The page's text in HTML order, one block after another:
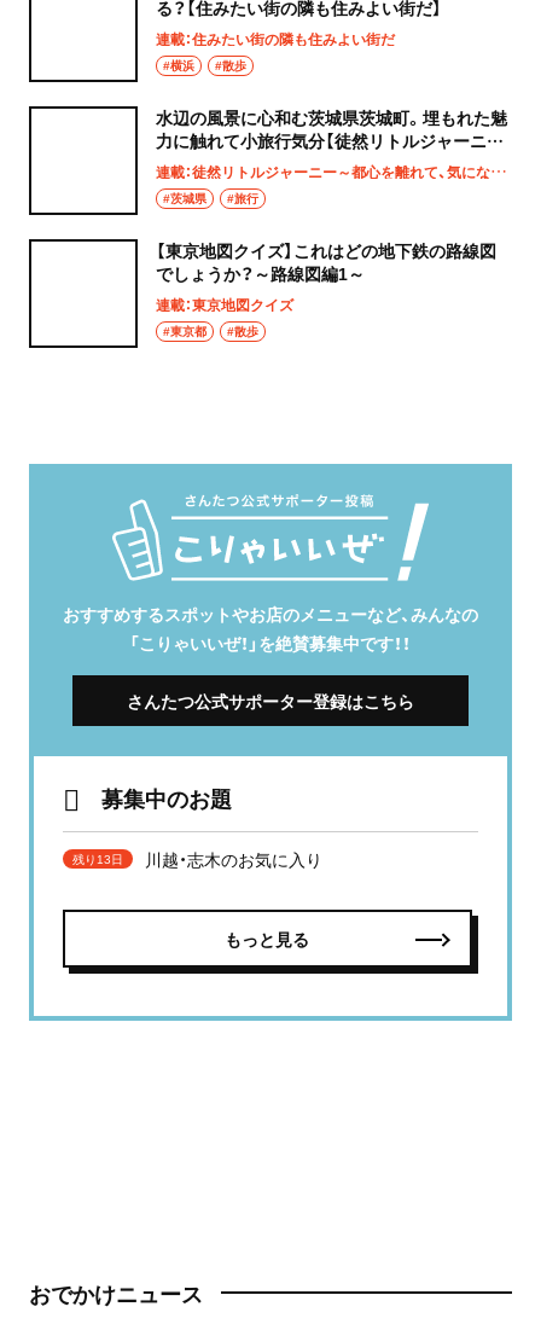
る？【住みたい街の隣も住みよい街だ】
連載：住みたい街の隣も住みよい街だ
#横浜 #散歩
水辺の風景に心和む茨城県茨城町。埋もれた魅
力に触れて小旅行気分【徒然リトルジャーニ
ー】
連載：徒然リトルジャーニー～都心を離れて、気になる土地へ
#茨城県 #旅行
【東京地図クイズ】これはどの地下鉄の路線図
でしょうか？～路線図編1～
連載：東京地図クイズ
#東京都 #散歩
おすすめするスポットやお店のメニューなど、みんなの
「こりゃいいぜ！」を絶賛募集中です！！
さんたつ公式サポーター登録はこちら
募集中のお題
残り13日 川越・志木のお気に入り
もっと見る
おでかけニュース